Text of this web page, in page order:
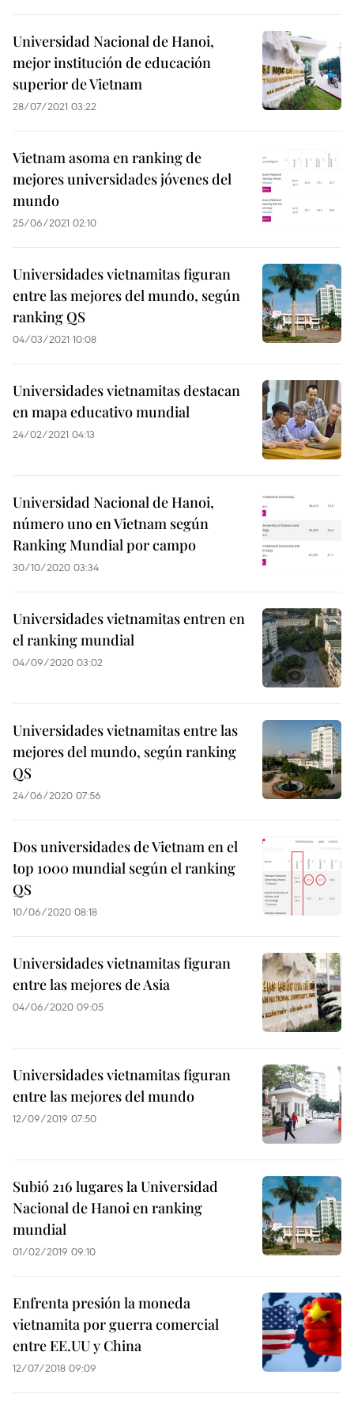
Universidad Nacional de Hanoi,
mejor institución de educación
superior de Vietnam
28/07/2021 03:22
Vietnam asoma en ranking de
mejores universidades jóvenes del
mundo
25/06/2021 02:10
Universidades vietnamitas figuran
entre las mejores del mundo, según
ranking QS
04/03/2021 10:08
Universidades vietnamitas destacan
en mapa educativo mundial
24/02/2021 04:13
Universidad Nacional de Hanoi,
número uno en Vietnam según
Ranking Mundial por campo
30/10/2020 03:34
Universidades vietnamitas entren en
el ranking mundial
04/09/2020 03:02
Universidades vietnamitas entre las
mejores del mundo, según ranking
QS
24/06/2020 07:56
Dos universidades de Vietnam en el
top 1000 mundial según el ranking
QS
10/06/2020 08:18
Universidades vietnamitas figuran
entre las mejores de Asia
04/06/2020 09:05
Universidades vietnamitas figuran
entre las mejores del mundo
12/09/2019 07:50
Subió 216 lugares la Universidad
Nacional de Hanoi en ranking
mundial
01/02/2019 09:10
Enfrenta presión la moneda
vietnamita por guerra comercial
entre EE.UU y China
12/07/2018 09:09